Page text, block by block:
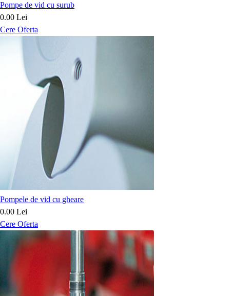
Pompe de vid cu surub
0.00 Lei
Cere Oferta
Pompele de vid cu gheare
0.00 Lei
Cere Oferta